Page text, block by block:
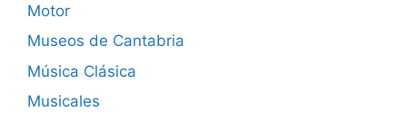
Motor
Museos de Cantabria
Música Clásica
Musicales